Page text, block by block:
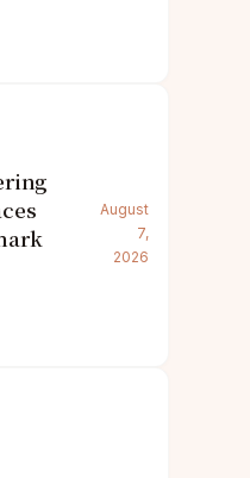
August
7,
2026